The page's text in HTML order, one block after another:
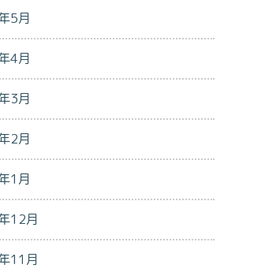
5月
4月
3月
2月
1月
12月
11月